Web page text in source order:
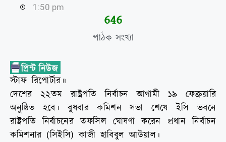
1:50 pm
পাঠক সংখ্যা
648
স্টাফ রিপোর্টার॥
দেশের ২২তম রাষ্ট্রপতি নির্বাচন আগামী ১৯ ফেব্রুয়ারি
অনুষ্ঠিত হবে। বুধবার কমিশন সভা শেষে ইসি ভবনে
রাষ্ট্রপতি নির্বাচনের তফসিল ঘোষণা করেন প্রধান নির্বাচন
কমিশনার (সিইসি) কাজী হাবিবুল আউয়াল।